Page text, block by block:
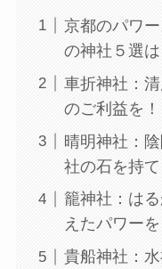
京都のパワ
の神社５選は
車折神社：
のご利益を！
晴明神社：
社の石を持て
籠神社：は
えたパワーを
貴船神社：